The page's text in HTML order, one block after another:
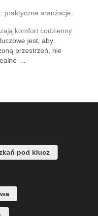
praktyczne aranżacje,
komfort codzienny
jest, aby
przestrzeń, nie
…
pod klucz